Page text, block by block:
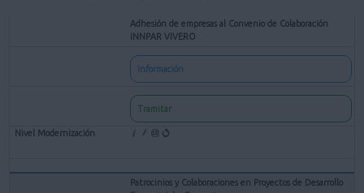
Adhesión de empresas al Convenio de Colaboración
INNPAR VIVERO
Información
Tramitar
Patrocinios y Colaboraciones en Proyectos de Desarrollo